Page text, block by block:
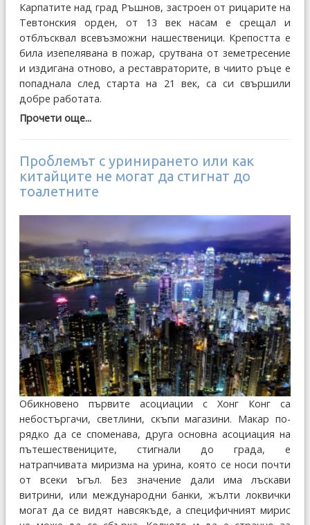
Карпатите над град Ръшнов, застроен от рицарите на
Тевтонския орден, от 13 век насам е срещал и
отблъсквал всевъзможни нашественици. Крепостта е
била изепелявана в пожар, срутвана от земетресение
и издигана отново, а реставраторите, в чиито ръце е
попаднала след старта на 21 век, са си свършили
добре работата.
Прочети още...
Проблемът с уринирането или как
китайците не могат да стигнат до
тоалетните
Обикновено първите асоциации с Хонг Конг са
небостъргачи, светлини, скъпи магазини. Макар по-
рядко да се споменава, друга основна асоциация на
пътешествениците, стигнали до града, е
натрапчивата миризма на урина, която се носи почти
от всеки ъгъл. Без значение дали има лъскави
витрини, или международни банки, жълти локвички
могат да се видят навсякъде, а специфичният мирис